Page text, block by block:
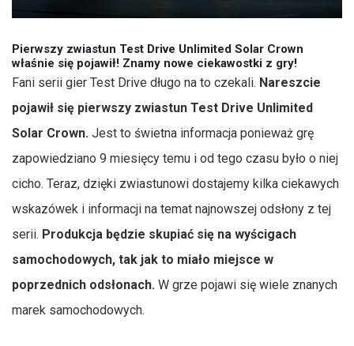
Pierwszy zwiastun Test Drive Unlimited Solar Crown
właśnie się pojawił! Znamy nowe ciekawostki z gry!
Fani serii gier Test Drive długo na to czekali. Nareszcie
pojawił się pierwszy zwiastun Test Drive Unlimited
Solar Crown. Jest to świetna informacja ponieważ grę
zapowiedziano 9 miesięcy temu i od tego czasu było o niej
cicho. Teraz, dzięki zwiastunowi dostajemy kilka ciekawych
wskazówek i informacji na temat najnowszej odsłony z tej
serii. Produkcja będzie skupiać się na wyścigach
samochodowych, tak jak to miało miejsce w
poprzednich odsłonach. W grze pojawi się wiele znanych
marek samochodowych.